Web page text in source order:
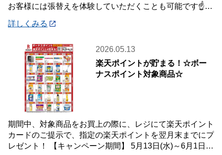
お客様には張替えを体験していただくことも可能です☝️
詳しくみる
2026.05.13
楽天ポイントが貯まる！☆ボー
ナスポイント対象商品☆
期間中、対象商品をお買上の際に、レジにて楽天ポイント
カードのご提示で、指定の楽天ポイントを翌月末までにプ
レゼント！ 【キャンペーン期間】 5月13日(水)～6月1日